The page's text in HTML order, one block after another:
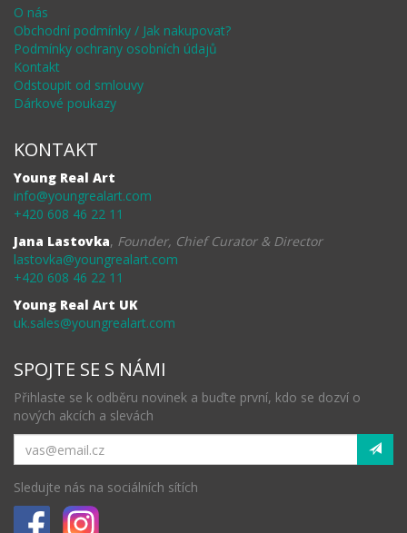
O nás
Obchodní podmínky / Jak nakupovat?
Podmínky ochrany osobních údajů
Kontakt
Odstoupit od smlouvy
Dárkové poukazy
KONTAKT
Young Real Art
info@youngrealart.com
+420 608 46 22 11
Jana Lastovka, Founder, Chief Curator & Director
lastovka@youngrealart.com
+420 608 46 22 11
Young Real Art UK
uk.sales@youngrealart.com
SPOJTE SE S NÁMI
Přihlaste se k odběru novinek a buďte první, kdo se dozví o
nových akcích a slevách
Sledujte nás na sociálních sítích